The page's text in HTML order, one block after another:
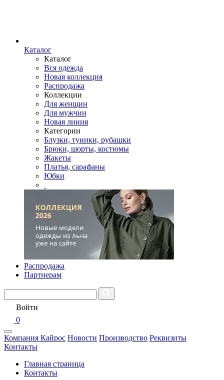
Каталог
Каталог
Вся одежда
Новая коллекция
Распродажа
Коллекции
Для женщин
Для мужчин
Новая линия
Категории
Блузки, туники, рубашки
Брюки, шорты, костюмы
Жакеты
Платья, сарафаны
Юбки
Распродажа
Партнерам
Войти
0
Компания Кайрос Новости Производство Реквизиты
Контакты
Главная страница
Контакты